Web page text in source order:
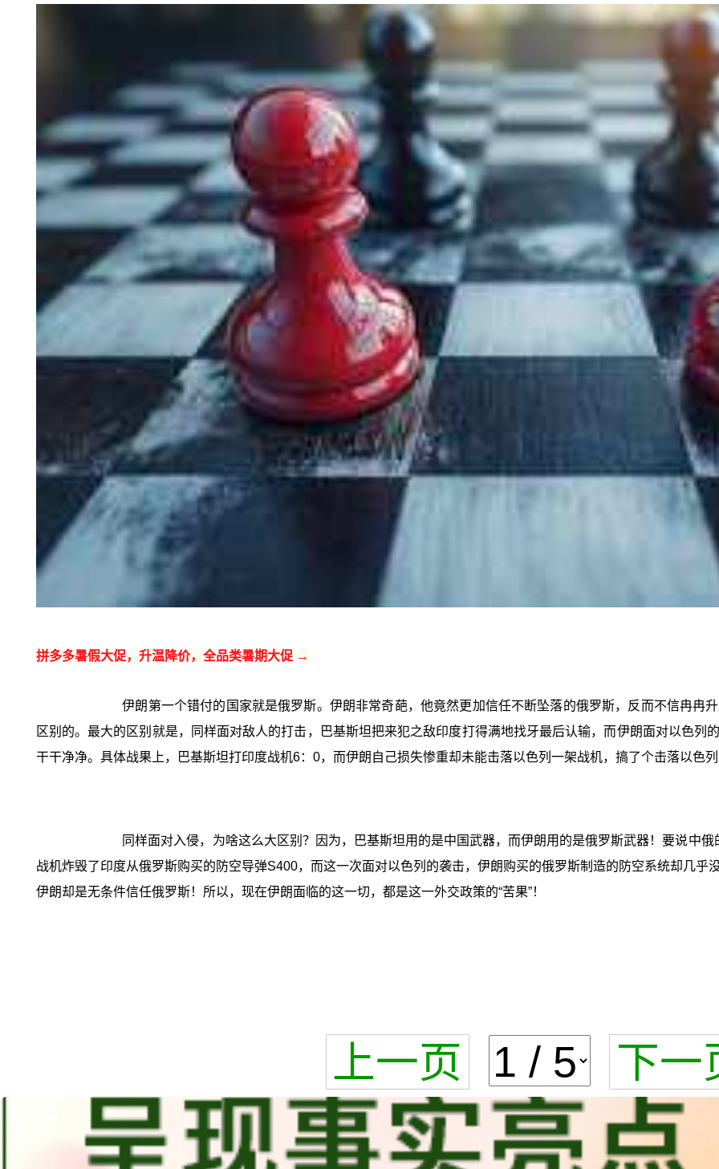
拼多多暑假大促，升温降价，全品类暑期大促 →
伊朗第一个错付的国家就是俄罗斯。伊朗非常奇葩，他竟然更加信任不断坠落的俄罗斯，反而不信冉冉
区别的。最大的区别就是，同样面对敌人的打击，巴基斯坦把来犯之敌印度打得满地找牙最后认输，而伊朗面对以色列
干干净净。具体战果上，巴基斯坦打印度战机6：0，而伊朗自己损失惨重却未能击落以色列一架战机，搞了个击落以色
同样面对入侵，为啥这么大区别？因为，巴基斯坦用的是中国武器，而伊朗用的是俄罗斯武器！要说中
战机炸毁了印度从俄罗斯购买的防空导弹S400，而这一次面对以色列的袭击，伊朗购买的俄罗斯制造的防空系统却几
伊朗却是无条件信任俄罗斯！所以，现在伊朗面临的这一切，都是这一外交政策的“苦果”！
上一页 下一